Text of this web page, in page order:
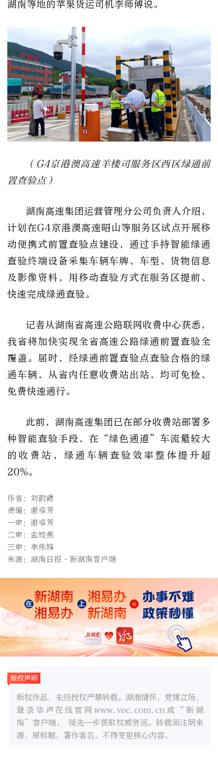
湖南等地的苹果货运司机李师傅说。
（G4京港澳高速羊楼司服务区西区绿通前
置查验点）
湖南高速集团运营管理分公司负责人介绍，
计划在G4京港澳高速昭山等服务区试点开展移
动便携式前置查验点建设，通过手持智能绿通
查验终端设备采集车辆车牌、车型、货物信息
及影像资料，用移动查验方式在服务区提前、
快速完成绿通查验。
记者从湖南省高速公路联网收费中心获悉，
我省将加快实现全省高速公路绿通前置查验全
覆盖。届时，经绿通前置查验点查验合格的绿
通车辆，从省内任意收费站出站，均可免检、
免费快速通行。
此前，湖南高速集团已在部分收费站部署多
种智能查验手段，在“绿色通道”车流量较大
的收费站，绿通车辆查验效率整体提升超
20%。
作者：刘韵霞
责编：谢卓芳
一审：谢卓芳
二审：孟姣燕
三审：李伟锋
来源：湖南日报·新湖南客户端
版权作品，未经授权严禁转载。湖湘情怀，党媒立场，
登录华声在线官网www.voc.com.cn或“新湖
南”客户端， 领先一步获取权威资讯。转载须注明来
源、原标题、著作者名，不得变更核心内容。